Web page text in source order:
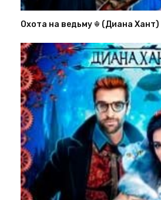
Охота на ведьму ☬ (Диана Хант)